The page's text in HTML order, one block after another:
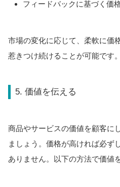
フィードバックに基づく価
市場の変化に応じて、柔軟に価
惹きつけ続けることが可能です。
5. 価値を伝える
商品やサービスの価値を顧客に
ましょう。価格が高ければ必ず
ありません。以下の方法で価値